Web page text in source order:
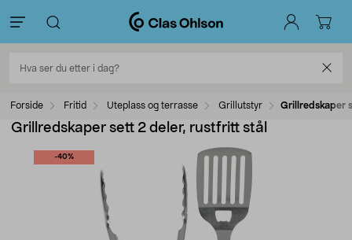
Forside Fritid Uteplass og terrasse Grillutstyr Grillredskaper
Grillredskaper sett 2 deler, rustfritt stål
-40%